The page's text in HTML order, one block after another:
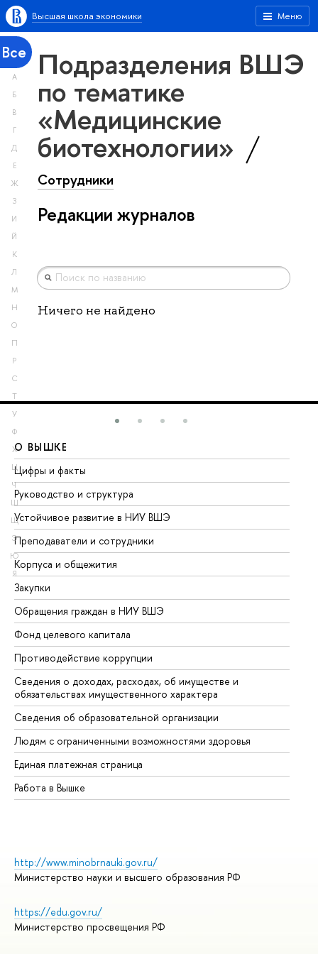
Меню
Высшая школа экономики
Все
А
Б
В
Г
Д
Е
Ж
З
И
Й
К
Л
М
Н
О
П
Р
С
Т
У
Ф
Х
Ц
Ч
Ш
Щ
Э
Ю
Я
Подразделения ВШЭ
по тематике
«Медицинские
биотехнологии»
Сотрудники
Редакции журналов
Ничего не найдено
О ВЫШКЕ
Цифры и факты
Руководство и структура
Устойчивое развитие в НИУ ВШЭ
Преподаватели и сотрудники
Корпуса и общежития
Закупки
Обращения граждан в НИУ ВШЭ
Фонд целевого капитала
Противодействие коррупции
Сведения о доходах, расходах, об имуществе и
обязательствах имущественного характера
Сведения об образовательной организации
Людям с ограниченными возможностями здоровья
Единая платежная страница
Работа в Вышке
http://www.minobrnauki.gov.ru/
Министерство науки и высшего образования РФ
https://edu.gov.ru/
Министерство просвещения РФ